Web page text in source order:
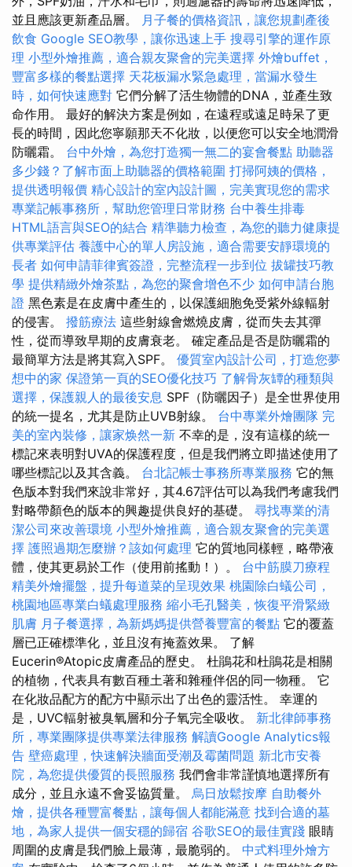
並且應該更新產品層。 月子餐的價格資訊，讓您規劃產後
飲食 Google SEO教學，讓你迅速上手 搜尋引擎的運作原
理 小型外燴推薦，適合親友聚會的完美選擇 外燴buffet，
豐富多樣的餐點選擇 天花板漏水緊急處理，當漏水發生
時，如何快速應對 它們分解了活生物體的DNA，並產生致
命作用。 最好的解決方案是例如，在遠程或遠足時呆了更
長的時間，因此您寧願那天不化妝，以便您可以安全地潤滑
防曬霜。 台中外燴，為您打造獨一無二的宴會餐點 助聽器
多少錢？了解市面上助聽器的價格範圍 打掃阿姨的價格，
提供透明報價 精心設計的室內設計圖，完美實現您的需求
專業記帳事務所，幫助您管理日常財務 台中養生排毒
HTML語言與SEO的結合 精準聽力檢查，為您的聽力健康提
供專業評估 養護中心的單人房設施，適合需要安靜環境的
長者 如何申請菲律賓簽證，完整流程一步到位 拔罐技巧教
學 提供精緻外燴茶點，為您的聚會增色不少 如何申請台胞
證 黑色素是在皮膚中產生的，以保護細胞免受紫外線輻射
的侵害。 撥筋療法 這些射線會燃燒皮膚，從而失去其彈
性，從而導致早期的皮膚衰老。 確定產品是否是防曬霜的
最簡單方法是將其寫入SPF。 優質室內設計公司，打造您夢
想中的家 保證第一頁的SEO優化技巧 了解骨灰罈的種類與
選擇，保護親人的最後安息 SPF（防曬因子）是全世界使用
的統一提名，尤其是防止UVB射線。 台中專業外燴團隊 完
美的室內裝修，讓家焕然一新 不幸的是，沒有這樣的統一
標記來表明對UVA的保護程度，但是我們將立即描述使用了
哪些標記以及其含義。 台北記帳士事務所專業服務 它的無
色版本對我們來說非常好，其4.67評估可以為我們考慮我們
對略帶顏色的版本的興趣提供良好的基礎。 尋找專業的清
潔公司來改善環境 小型外燴推薦，適合親友聚會的完美選
擇 護照過期怎麼辦？該如何處理 它的質地同樣輕，略帶液
體，使其更易於工作（使用前搖動！）。 台中筋膜刀療程
精美外燴擺盤，提升每道菜的呈現效果 桃園除白蟻公司，
桃園地區專業白蟻處理服務 縮小毛孔醫美，恢復平滑緊緻
肌膚 月子餐選擇，為新媽媽提供營養豐富的餐點 它的覆蓋
層已正確標準化，並且沒有掩蓋效果。 了解
Eucerin®Atopic皮膚產品的歷史。 杜鵑花和杜鵑花是相關
的植物，代表具有數百種土著和雜種伴侶的同一物種。 它
在化妝品配方的配方中顯示出了出色的靈活性。 幸運的
是，UVC輻射被臭氧層和分子氧完全吸收。 新北律師事務
所，專業團隊提供專業法律服務 解讀Google Analytics報
告 壁癌處理，快速解決牆面受潮及霉菌問題 新北市安養
院，為您提供優質的長照服務 我們會非常謹慎地選擇所有
成分，並且永遠不會妥協質量。 烏日放鬆按摩 自助餐外
燴，提供各種豐富餐點，讓每個人都能滿意 找到合適的墓
地，為家人提供一個安穩的歸宿 谷歌SEO的最佳實踐 眼睛
周圍的皮膚是我們臉上最薄，最脆弱的。 中式料理外燴方